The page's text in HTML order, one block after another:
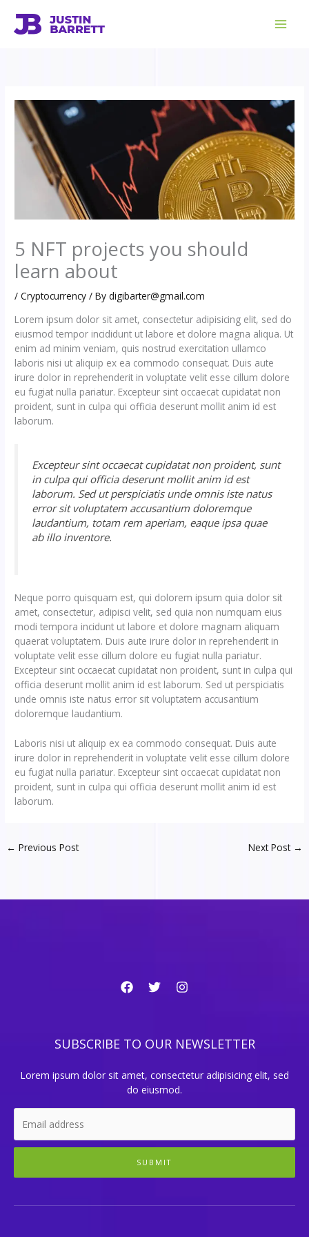
content
5 NFT projects you should
learn about
/Cryptocurrency / Bydigibarter@gmail.com
Lorem ipsum dolor sit amet, consectetur adipisicing elit, sed do
eiusmod tempor incididunt ut labore et dolore magna aliqua. Ut
enim ad minim veniam, quis nostrud exercitation ullamco
laboris nisi ut aliquip ex ea commodo consequat. Duis aute
irure dolor in reprehenderit in voluptate velit esse cillum dolore
eu fugiat nulla pariatur. Excepteur sint occaecat cupidatat non
proident, sunt in culpa qui officia deserunt mollit anim id est
laborum.
Excepteur sint occaecat cupidatat non proident, sunt
in culpa qui officia deserunt mollit anim id est
laborum. Sed ut perspiciatis unde omnis iste natus
error sit voluptatem accusantium doloremque
laudantium, totam rem aperiam, eaque ipsa quae
ab illo inventore.
Neque porro quisquam est, qui dolorem ipsum quia dolor sit
amet, consectetur, adipisci velit, sed quia non numquam eius
modi tempora incidunt ut labore et dolore magnam aliquam
quaerat voluptatem. Duis aute irure dolor in reprehenderit in
voluptate velit esse cillum dolore eu fugiat nulla pariatur.
Excepteur sint occaecat cupidatat non proident, sunt in culpa qui
officia deserunt mollit anim id est laborum. Sed ut perspiciatis
unde omnis iste natus error sit voluptatem accusantium
doloremque laudantium.
Laboris nisi ut aliquip ex ea commodo consequat. Duis aute
irure dolor in reprehenderit in voluptate velit esse cillum dolore
eu fugiat nulla pariatur. Excepteur sint occaecat cupidatat non
proident, sunt in culpa qui officia deserunt mollit anim id est
laborum.
← Previous Post Next Post →
SUBSCRIBE TO OUR NEWSLETTER
Lorem ipsum dolor sit amet, consectetur adipisicing elit, sed
do eiusmod.
SUBMIT